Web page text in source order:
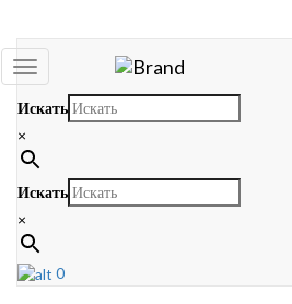
Toggle
navigation
Искать
×
Искать
×
0